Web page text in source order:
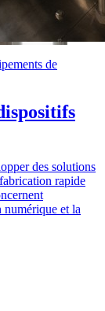
de
des solutions
rapide
numérique et la